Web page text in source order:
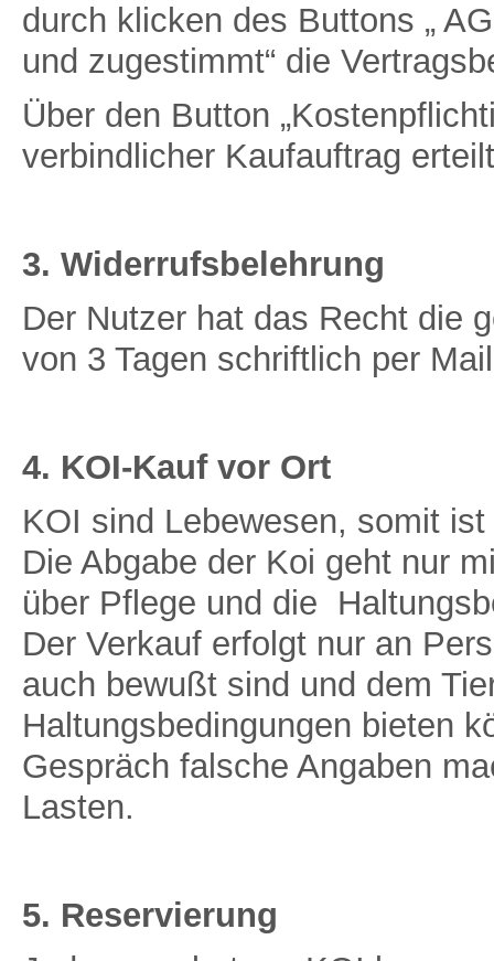
durch klicken des Buttons „
und zugestimmt“ die
Über den Button
verbindlicher Kaufauftrag
3. Widerrufsbelehrung
Der Nutzer hat das Recht die
von 3 Tagen schriftlich per
4. KOI-Kauf vor Ort
KOI sind Lebewesen, somit
Die Abgabe der Koi geht nur
über Pflege und die
Der Verkauf erfolgt nur an
auch bewußt sind und dem
Haltungsbedingungen bieten
Gespräch falsche Angaben
Lasten.
5. Reservierung